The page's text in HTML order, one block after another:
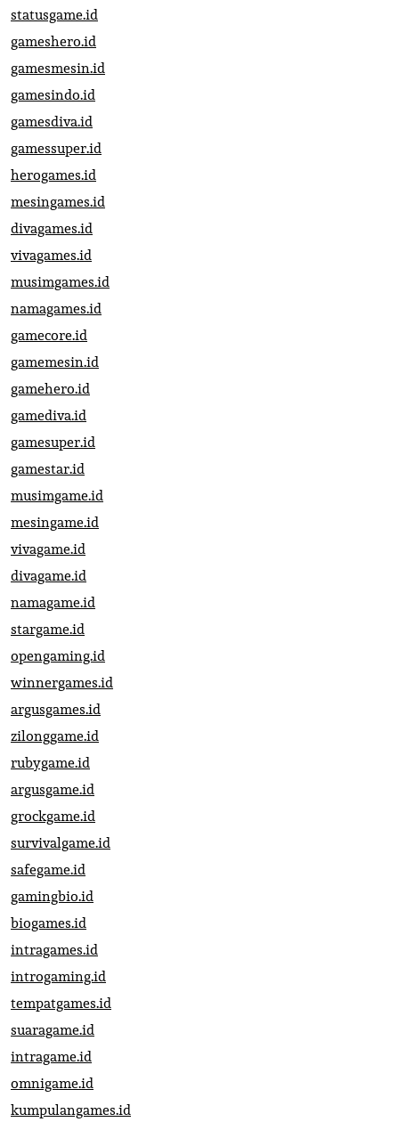
statusgame.id
gameshero.id
gamesmesin.id
gamesindo.id
gamesdiva.id
gamessuper.id
herogames.id
mesingames.id
divagames.id
vivagames.id
musimgames.id
namagames.id
gamecore.id
gamemesin.id
gamehero.id
gamediva.id
gamesuper.id
gamestar.id
musimgame.id
mesingame.id
vivagame.id
divagame.id
namagame.id
stargame.id
opengaming.id
winnergames.id
argusgames.id
zilonggame.id
rubygame.id
argusgame.id
grockgame.id
survivalgame.id
safegame.id
gamingbio.id
biogames.id
intragames.id
introgaming.id
tempatgames.id
suaragame.id
intragame.id
omnigame.id
kumpulangames.id